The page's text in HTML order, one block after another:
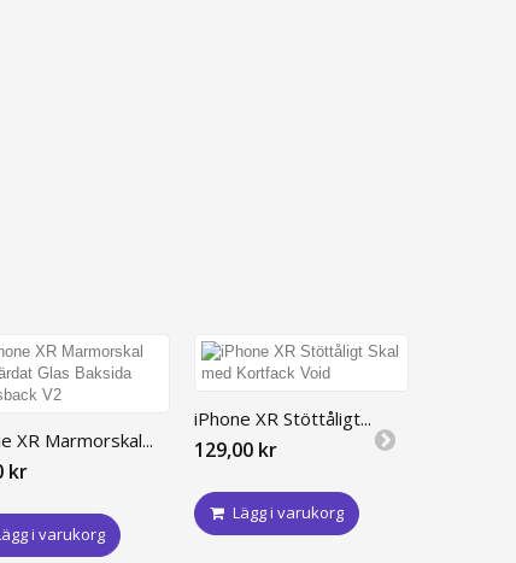
XR Marmorskal...
kr
i varukorg
iPhone XR Stöttåligt...
129,00 kr
Lägg i varukorg